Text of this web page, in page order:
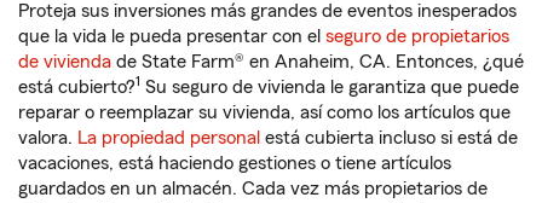
Proteja sus inversiones más grandes de eventos inesperados
que la vida le pueda presentar con el seguro de propietarios
de vivienda de State Farm® en Anaheim, CA. Entonces, ¿qué
está cubierto?1 Su seguro de vivienda le garantiza que puede
reparar o reemplazar su vivienda, así como los artículos que
valora. La propiedad personal está cubierta incluso si está de
vacaciones, está haciendo gestiones o tiene artículos
guardados en un almacén. Cada vez más propietarios de